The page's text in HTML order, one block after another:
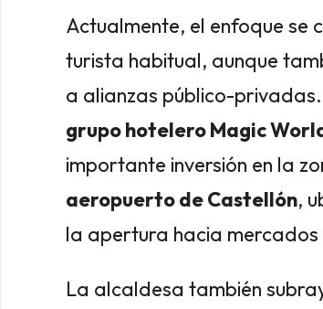
Actualmente, el enfoque se
turista habitual, aunque
a alianzas público-
grupo hotelero Magic
importante inversión en la
aeropuerto de Castellón,
la apertura hacia
La alcaldesa también